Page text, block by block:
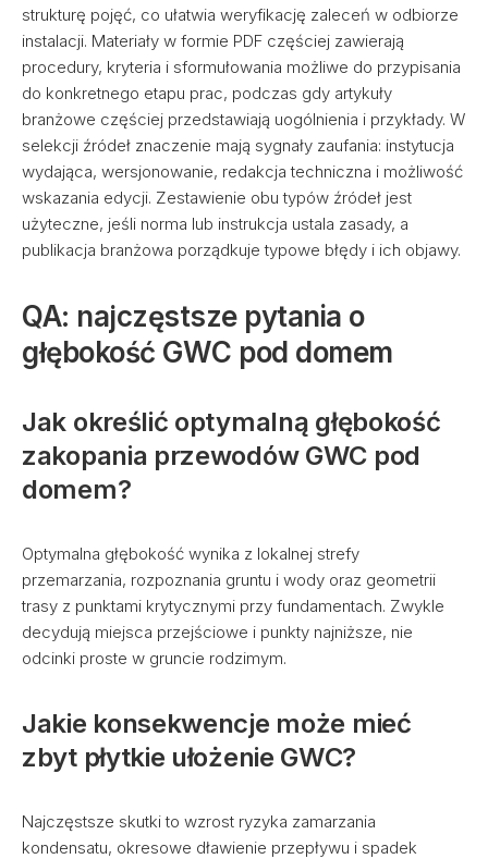
strukturę pojęć, co ułatwia weryfikację zaleceń w odbiorze
instalacji. Materiały w formie PDF częściej zawierają
procedury, kryteria i sformułowania możliwe do przypisania
do konkretnego etapu prac, podczas gdy artykuły
branżowe częściej przedstawiają uogólnienia i przykłady. W
selekcji źródeł znaczenie mają sygnały zaufania: instytucja
wydająca, wersjonowanie, redakcja techniczna i możliwość
wskazania edycji. Zestawienie obu typów źródeł jest
użyteczne, jeśli norma lub instrukcja ustala zasady, a
publikacja branżowa porządkuje typowe błędy i ich objawy.
QA: najczęstsze pytania o
głębokość GWC pod domem
Jak określić optymalną głębokość
zakopania przewodów GWC pod
domem?
Optymalna głębokość wynika z lokalnej strefy
przemarzania, rozpoznania gruntu i wody oraz geometrii
trasy z punktami krytycznymi przy fundamentach. Zwykle
decydują miejsca przejściowe i punkty najniższe, nie
odcinki proste w gruncie rodzimym.
Jakie konsekwencje może mieć
zbyt płytkie ułożenie GWC?
Najczęstsze skutki to wzrost ryzyka zamarzania
kondensatu, okresowe dławienie przepływu i spadek